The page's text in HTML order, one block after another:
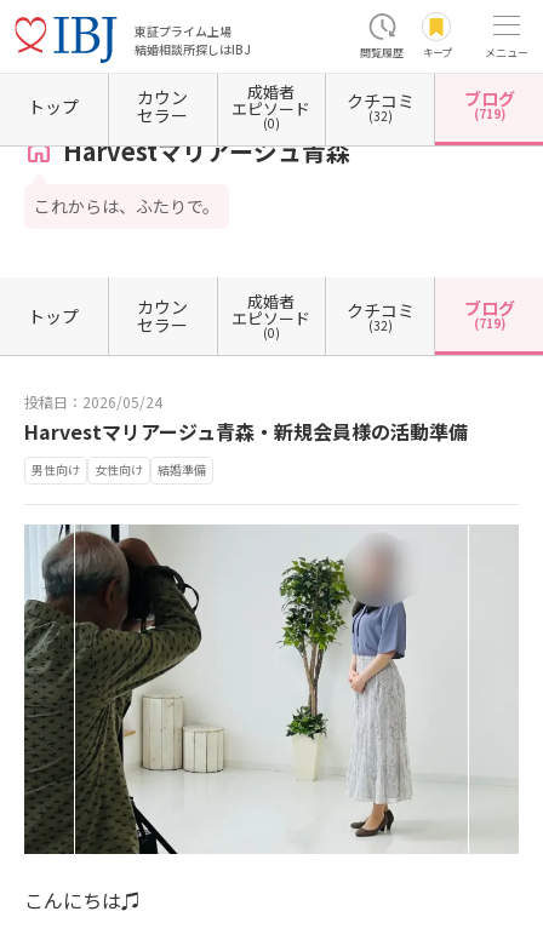
東証プライム上場
結婚相談所探しはIBJ
閲覧履歴 キープ メニュー
ホーム 青森県の結婚相談所 青森県青森市 Harvestマリアージュ青森 カウンセラーブ
Harvestマリアージュ青森
これからは、ふたりで。
トップ カウン
セラー
成婚者
エピソード
(0)
クチコミ
(32)
ブログ
(719)
トップ カウン
セラー
成婚者
エピソード
(0)
クチコミ
(32)
ブログ
(719)
投稿日：2026/05/24
Harvestマリアージュ青森・新規会員様の活動準備
男性向け 女性向け 結婚準備
こんにちは♫